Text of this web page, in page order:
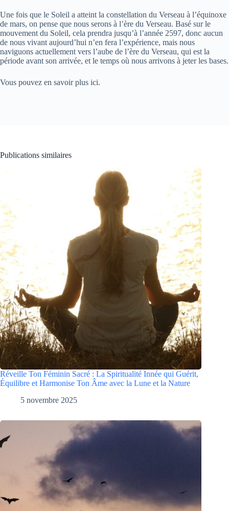
Une fois que le Soleil a atteint la constellation du Verseau à l’équinoxe
de mars, on pense que nous serons à l’ère du Verseau. Basé sur le
mouvement du Soleil, cela prendra jusqu’à l’année 2597, donc aucun
de nous vivant aujourd’hui n’en fera l’expérience, mais nous
naviguons actuellement vers l’aube de l’ère du Verseau, qui est la
période avant son arrivée, et le temps où nous arrivons à jeter les bases.
Vous pouvez en savoir plus ici.
Publications similaires
Réveille Ton Féminin Sacré : La Spiritualité Innée qui Guérit,
Équilibre et Harmonise Ton Âme avec la Lune et la Nature
5 novembre 2025